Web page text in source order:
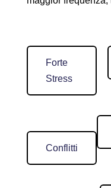
Forte
Stress
Conflitti